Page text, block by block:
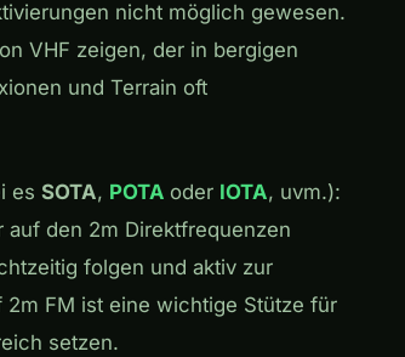
nicht möglich gewesen.
VHF zeigen, der in bergigen
und Terrain oft
es SOTA, POTA oder IOTA, uvm.):
auf den 2m Direktfrequenzen
folgen und aktiv zur
2m FM ist eine wichtige Stütze für
setzen.